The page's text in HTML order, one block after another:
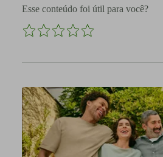
Esse conteúdo foi útil para você?